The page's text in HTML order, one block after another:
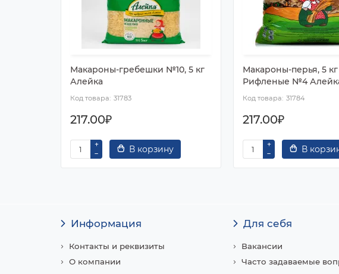
Макароны-гребешки №10, 5 кг
Алейка
31783
217.00₽
В корзину
Макароны-перья, 5 кг
Рифленые №4
31784
217.00₽
В
Информация
Контакты и реквизиты
О компании
Для себя
Вакансии
Часто задаваемые